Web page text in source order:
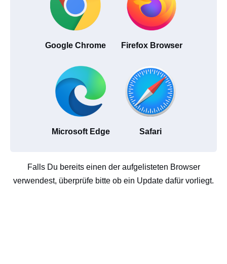
Google Chrome Firefox Browser
Microsoft Edge Safari
Falls Du bereits einen der aufgelisteten Browser
verwendest, überprüfe bitte ob ein Update dafür vorliegt.